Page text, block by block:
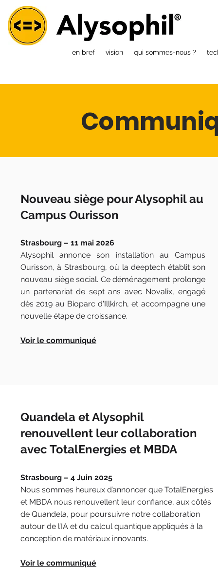
en bref vision qui sommes-nous ?
Nouveau siège pour Alysophil au
Campus Ourisson
Strasbourg – 11 mai 2026
Alysophil annonce son installation au Campus
Ourisson, à Strasbourg, où la deeptech établit son
nouveau siège social. Ce déménagement prolonge
un partenariat de sept ans avec Novalix, engagé
dès 2019 au Bioparc d'Illkirch, et accompagne une
nouvelle étape de croissance.
Voir le communiqué
Quandela et Alysophil
renouvellent leur collaboration
avec TotalEnergies et MBDA
Strasbourg – 4 Juin 2025
Nous sommes heureux d’annoncer que TotalEnergies
et MBDA nous renouvellent leur confiance, aux côtés
de Quandela, pour poursuivre notre collaboration
autour de l’IA et du calcul quantique appliqués à la
conception de matériaux innovants.
Voir le communiqué